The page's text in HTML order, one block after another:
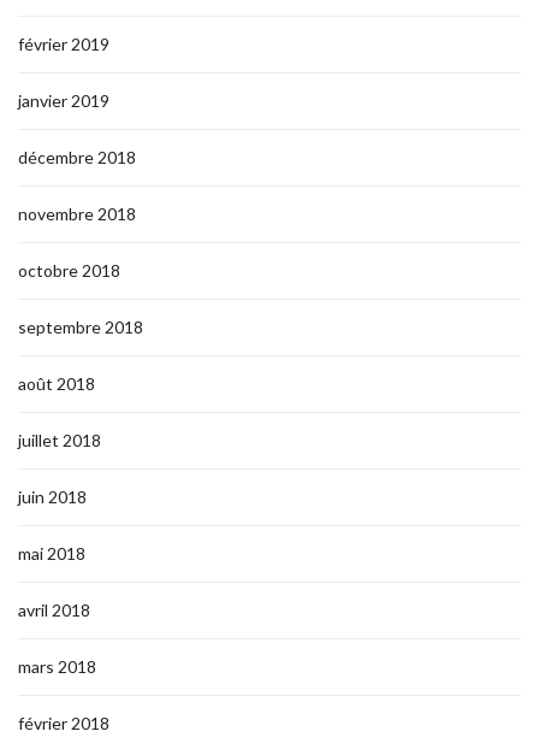
février 2019
janvier 2019
décembre 2018
novembre 2018
octobre 2018
septembre 2018
août 2018
juillet 2018
juin 2018
mai 2018
avril 2018
mars 2018
février 2018